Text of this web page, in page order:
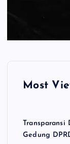
Most
Transparansi
Gedung